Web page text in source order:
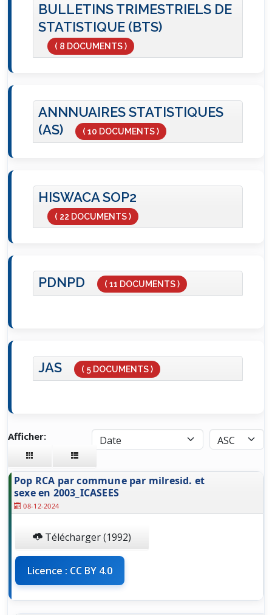
BULLETINS TRIMESTRIELS DE
STATISTIQUE (BTS)
( 8 DOCUMENTS )
ANNNUAIRES STATISTIQUES
(AS)
( 10 DOCUMENTS )
HISWACA SOP2
( 22 DOCUMENTS )
PDNPD ( 11 DOCUMENTS )
JAS ( 5 DOCUMENTS )
Afficher:
Pop RCA par commune par milresid. et
sexe en 2003_ICASEES
08-12-2024
Télécharger (1992)
Licence : CC BY 4.0